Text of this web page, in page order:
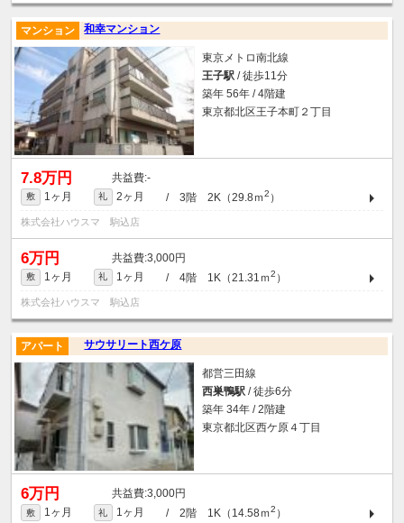
和幸マンション
マンション
東京メトロ南北線
王子駅 / 徒歩11分
築年 56年 / 4階建
東京都北区王子本町２丁目
7.8万円 -
敷 1ヶ月 礼 2ヶ月 / 3階 2K（29.8ｍ2 ）
株式会社ハウスマ 駒込店
6万円 3,000円
敷 1ヶ月 礼 1ヶ月 / 4階 1K（21.31ｍ2 ）
株式会社ハウスマ 駒込店
サウサリート西ケ原
アパート
都営三田線
西巣鴨駅 / 徒歩6分
築年 34年 / 2階建
東京都北区西ケ原４丁目
6万円 3,000円
敷 1ヶ月 礼 1ヶ月 / 2階 1K（14.58ｍ2 ）